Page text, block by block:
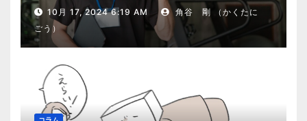
10月 17, 2024 6:19 AM
角谷 剛 （かくたに
ごう）